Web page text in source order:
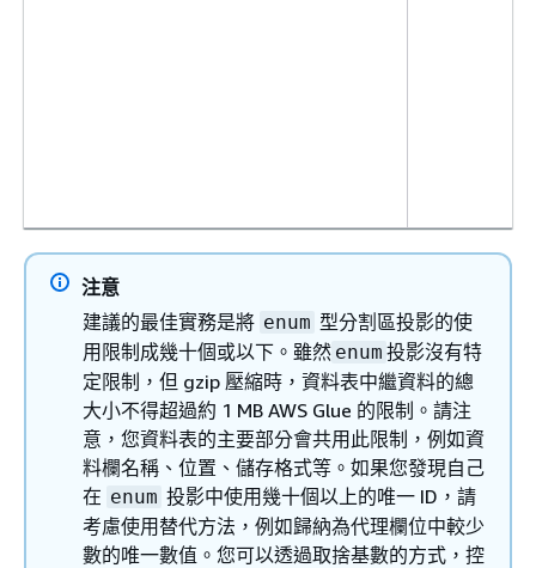
注意
建議的最佳實務是將 enum 型分割區投影的使
用限制成幾十個或以下。雖然 enum 投影沒有特
定限制，但 gzip 壓縮時，資料表中繼資料的總
大小不得超過約 1 MB AWS Glue 的限制。請注
意，您資料表的主要部分會共用此限制，例如資
料欄名稱、位置、儲存格式等。如果您發現自己
在 enum 投影中使用幾十個以上的唯一 ID，請
考慮使用替代方法，例如歸納為代理欄位中較少
數的唯一數值。您可以透過取捨基數的方式，控